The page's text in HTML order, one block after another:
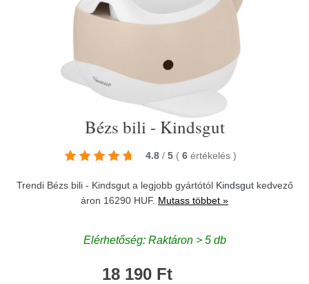
Bézs bili - Kindsgut
4.8 / 5 ( 6 értékelés )
Trendi Bézs bili - Kindsgut a legjobb gyártótól Kindsgutkedvező
áron 16290 HUF. Mutass többet »
Elérhetőség: Raktáron > 5 db
18 190 Ft